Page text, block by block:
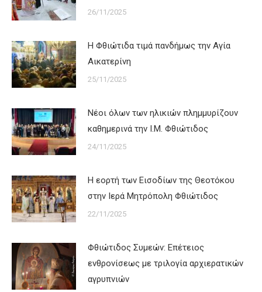
26/11/2025
Η Φθιώτιδα τιμά πανδήμως την Αγία
Αικατερίνη
25/11/2025
Νέοι όλων των ηλικιών πλημμυρίζουν
καθημερινά την Ι.Μ. Φθιώτιδος
24/11/2025
Η εορτή των Εισοδίων της Θεοτόκου
στην Ιερά Μητρόπολη Φθιώτιδος
22/11/2025
Φθιώτιδος Συμεών: Επέτειος
ενθρονίσεως με τριλογία αρχιερατικών
αγρυπνιών